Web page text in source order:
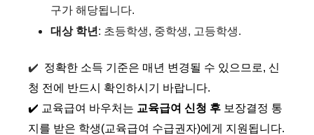
구가 해당됩니다.​
대상 학년 : 초등학생, 중학생, 고등학생.​
✔️ 정확한 소득 기준은 매년 변경될 수 있으므로, 신
청 전에 반드시 확인하시기 바랍니다.
✔️ 교육급여 바우처는 교육급여 신청 후 보장결정 통
지를 받은 학생(교육급여 수급권자)에게 지원됩니다.